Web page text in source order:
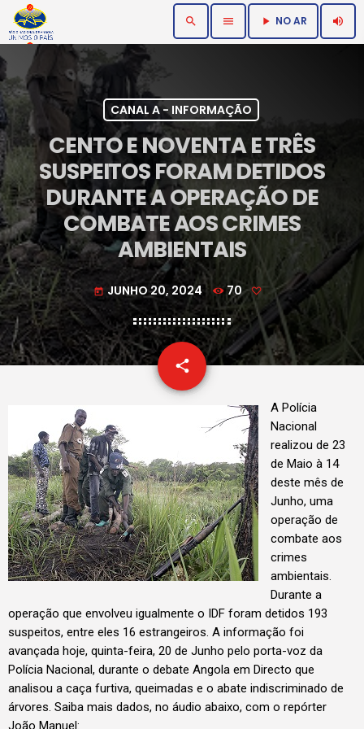
search menu play_arrow NO AR volume_up
CANAL A - INFORMAÇÃO
CENTO E NOVENTA E TRÊS
SUSPEITOS FORAM DETIDOS
DURANTE A OPERAÇÃO DE
COMBATE AOS CRIMES
AMBIENTAIS
today JUNHO 20, 2024 70
share
email
A Polícia
Nacional
realizou de 23
de Maio à 14
deste mês de
Junho, uma
operação de
combate aos
crimes
ambientais.
Durante a
operação que envolveu igualmente o IDF foram detidos 193
suspeitos, entre eles 16 estrangeiros. A informação foi
avançada hoje, quinta-feira, 20 de Junho pelo porta-voz da
Polícia Nacional, durante o debate Angola em Directo que
analisou a caça furtiva, queimadas e o abate indiscriminado de
árvores. Saiba mais dados, no áudio abaixo, com o repórter
João Manuel: